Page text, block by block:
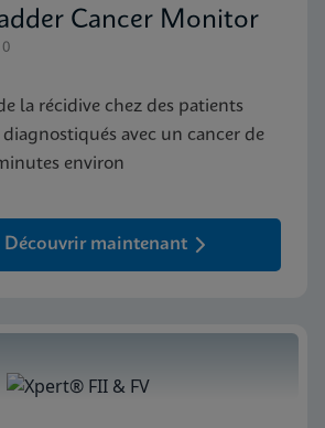
Cancer Monitor
la récidive chez des patients
avec un cancer de
environ
Découvrir maintenant